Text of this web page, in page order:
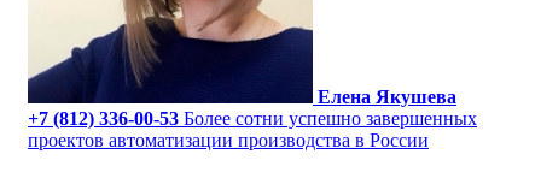
Елена Якушева
+7 (812) 336-00-53 Более сотни успешно завершенных
проектов автоматизации производства в России